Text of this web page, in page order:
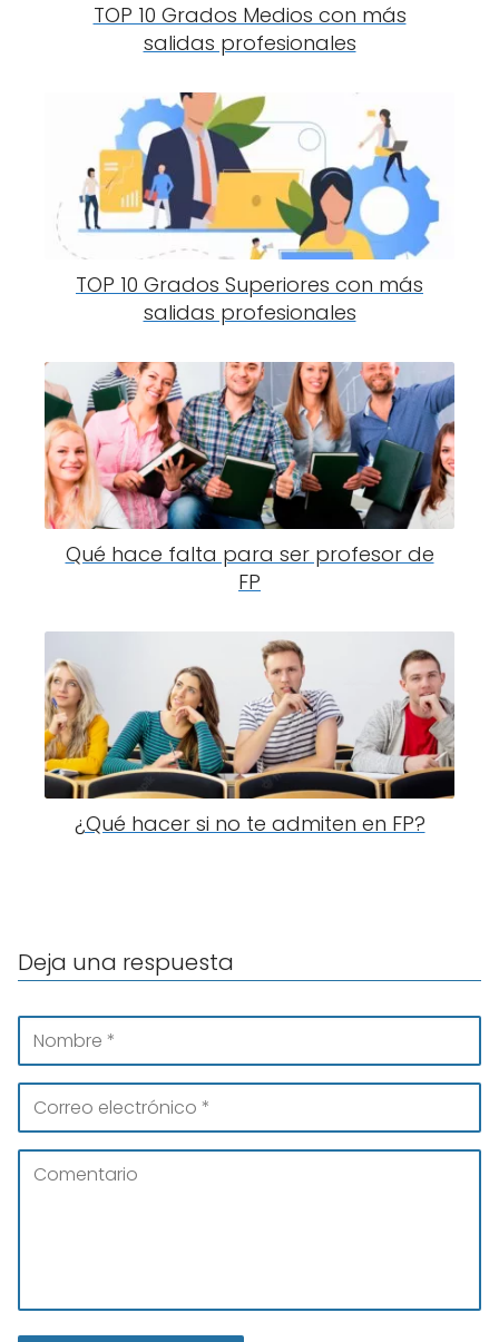
TOP 10 Grados Medios con más
salidas profesionales
TOP 10 Grados Superiores con más
salidas profesionales
Qué hace falta para ser profesor de
FP
¿Qué hacer si no te admiten en FP?
Deja una respuesta